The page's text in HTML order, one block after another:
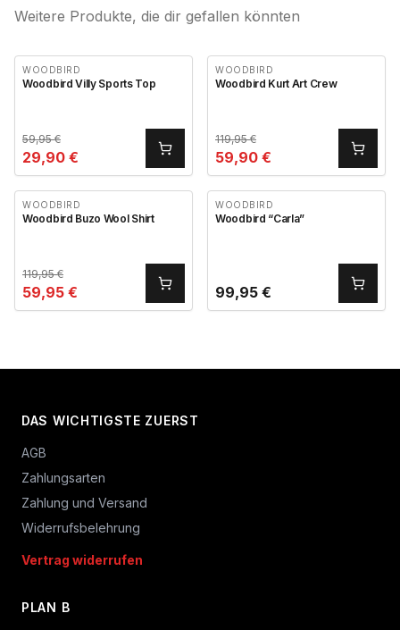
Weitere Produkte, die dir gefallen könnten
WOODBIRD
Woodbird Villy Sports Top
59,95€
29,90 €
WOODBIRD
Woodbird Kurt Art Crew
119,95€
59,90 €
WOODBIRD
Woodbird Buzo Wool Shirt
119,95€
59,95 €
WOODBIRD
Woodbird “Carla”
99,95 €
DAS WICHTIGSTE ZUERST
AGB
Zahlungsarten
Zahlung und Versand
Widerrufsbelehrung
Vertrag widerrufen
PLAN B